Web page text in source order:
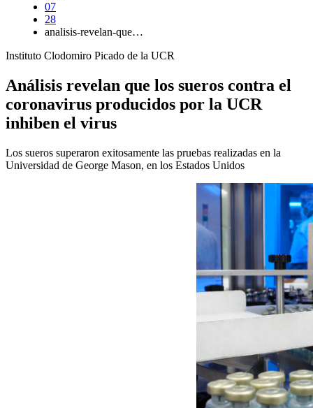
07
28
analisis-revelan-que…
Instituto Clodomiro Picado de la UCR
Análisis revelan que los sueros contra el
coronavirus producidos por la UCR
inhiben el virus
Los sueros superaron exitosamente las pruebas realizadas en la
Universidad de George Mason, en los Estados Unidos